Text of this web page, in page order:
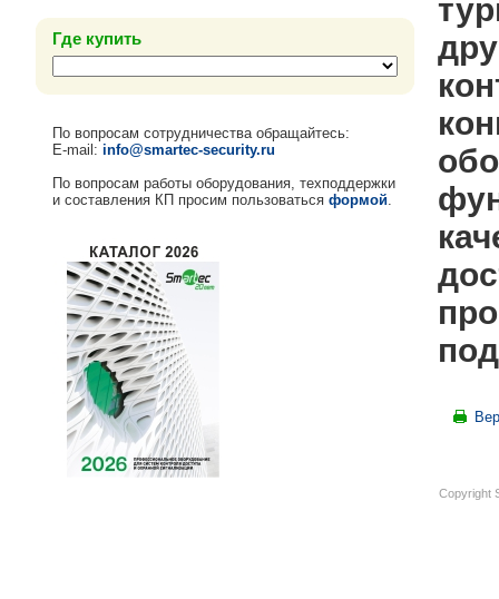
Где купить
По вопросам сотрудничества обращайтесь:
E-mail: info@smartec-security.ru
По вопросам работы оборудования, техподдержки
и составления КП просим пользоваться формой
Copyright